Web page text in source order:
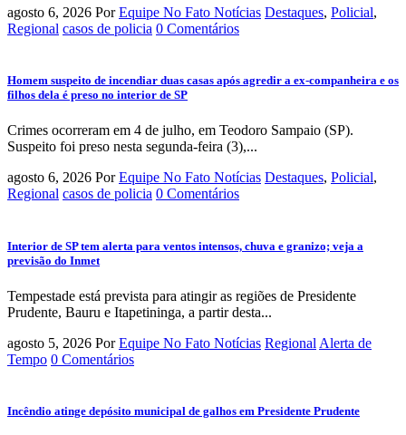
agosto 6, 2026 Por Equipe No Fato Notícias Destaques, Policial,
Regional casos de policia 0 Comentários
Homem suspeito de incendiar duas casas após agredir a ex-companheira e os
filhos dela é preso no interior de SP
Crimes ocorreram em 4 de julho, em Teodoro Sampaio (SP).
Suspeito foi preso nesta segunda-feira (3),...
agosto 6, 2026 Por Equipe No Fato Notícias Destaques, Policial,
Regional casos de policia 0 Comentários
Interior de SP tem alerta para ventos intensos, chuva e granizo; veja a
previsão do Inmet
Tempestade está prevista para atingir as regiões de Presidente
Prudente, Bauru e Itapetininga, a partir desta...
agosto 5, 2026 Por Equipe No Fato Notícias Regional Alerta de
Tempo 0 Comentários
Incêndio atinge depósito municipal de galhos em Presidente Prudente